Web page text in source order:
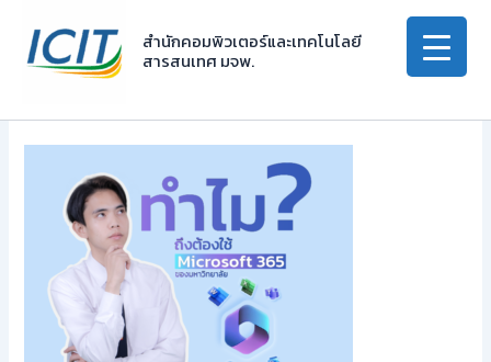
content
สำนักคอมพิวเตอร์และเทคโนโลยี
สารสนเทศ มจพ.